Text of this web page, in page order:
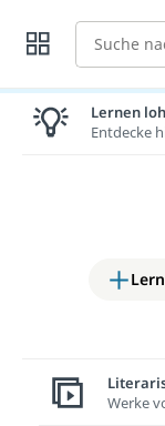
Suche
Lernen
Entdecke
Werke